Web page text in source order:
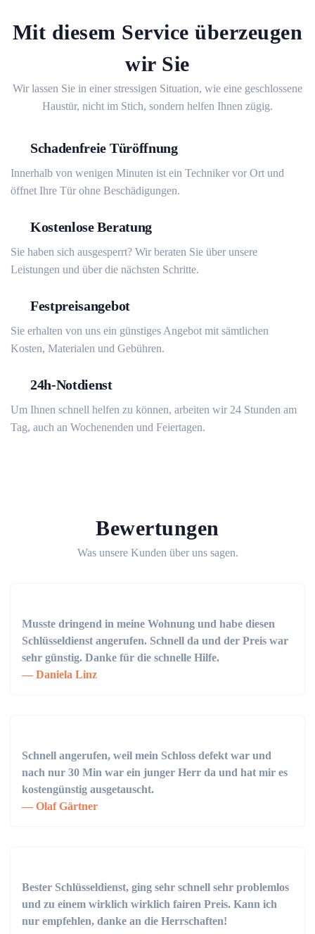
Mit diesem Service überzeugen
wir Sie
Wir lassen Sie in einer stressigen Situation, wie eine geschlossene
Haustür, nicht im Stich, sondern helfen Ihnen zügig.
Schadenfreie Türöffnung
Innerhalb von wenigen Minuten ist ein Techniker vor Ort und
öffnet Ihre Tür ohne Beschädigungen.
Kostenlose Beratung
Sie haben sich ausgesperrt? Wir beraten Sie über unsere
Leistungen und über die nächsten Schritte.
Festpreisangebot
Sie erhalten von uns ein günstiges Angebot mit sämtlichen
Kosten, Materialen und Gebühren.
24h-Notdienst
Um Ihnen schnell helfen zu können, arbeiten wir 24 Stunden am
Tag, auch an Wochenenden und Feiertagen.
Bewertungen
Was unsere Kunden über uns sagen.
Musste dringend in meine Wohnung und habe diesen
Schlüsseldienst angerufen. Schnell da und der Preis war
sehr günstig. Danke für die schnelle Hilfe.
Daniela Linz
Schnell angerufen, weil mein Schloss defekt war und
nach nur 30 Min war ein junger Herr da und hat mir es
kostengünstig ausgetauscht.
Olaf Gärtner
Bester Schlüsseldienst, ging sehr schnell sehr problemlos
und zu einem wirklich wirklich fairen Preis. Kann ich
nur empfehlen, danke an die Herrschaften!